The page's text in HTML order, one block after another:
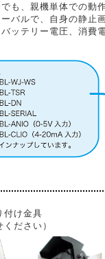
も、親機単体での動
バルで、自身の静止
ッテリー電圧、消費
付け金具
ください）